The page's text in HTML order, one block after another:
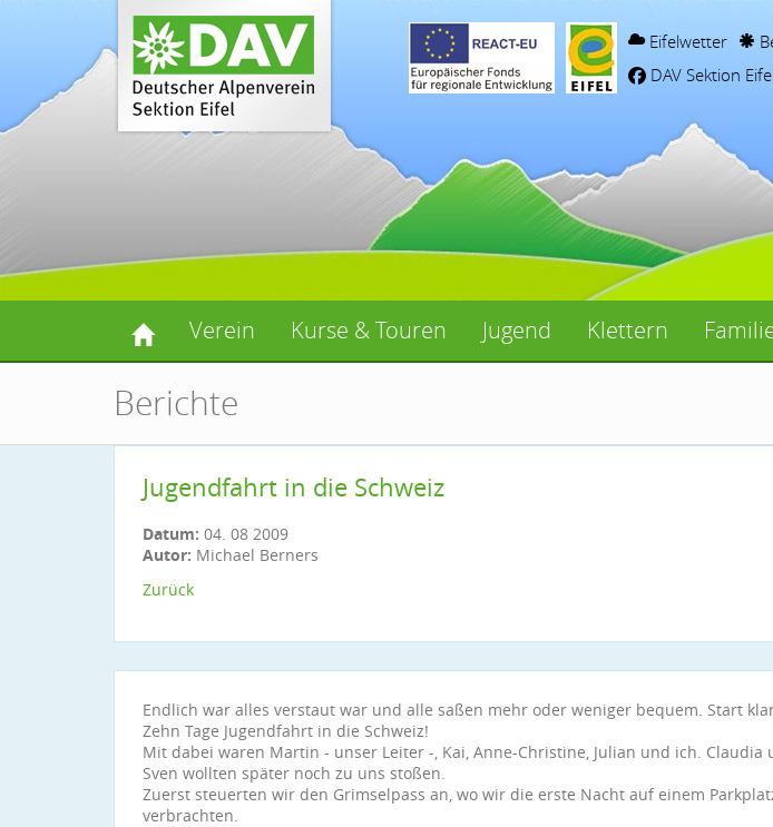
Eifelwetter
DAV Sektion Eifel
Verein Kurse & Touren Jugend Klettern
Berichte
Jugendfahrt in die Schweiz
Datum: 04. 08 2009
Autor: Michael Berners
Zurück
Endlich war alles verstaut war und alle saßen mehr oder weniger bequem. Start
Zehn Tage Jugendfahrt in die Schweiz!
Mit dabei waren Martin - unser Leiter -, Kai, Anne-Christine, Julian und ich. Claudia
Sven wollten später noch zu uns stoßen.
Zuerst steuerten wir den Grimselpass an, wo wir die erste Nacht auf einem
verbrachten.